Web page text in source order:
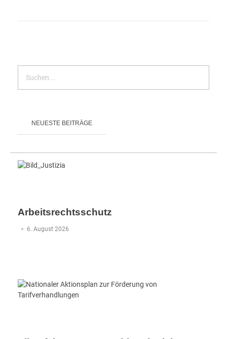
NEUESTE BEITRÄGE
Arbeitsrechtsschutz
6. August 2026